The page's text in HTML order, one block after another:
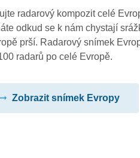
radarový kompozit celé
odkud se k nám chystají
prší. Radarový snímek
radarů po celé Evropě.
Zobrazit snímek Evropy